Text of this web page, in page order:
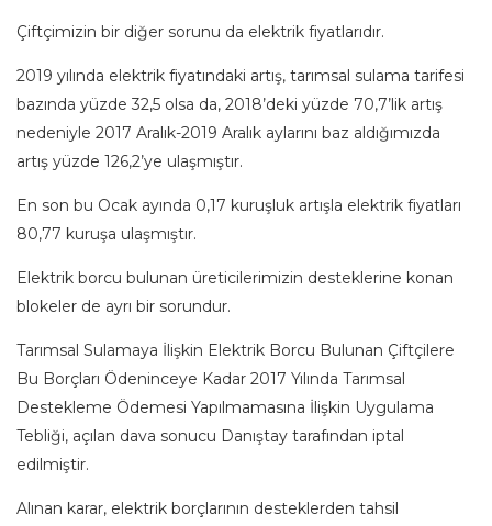
Çiftçimizin bir diğer sorunu da elektrik fiyatlarıdır.
2019 yılında elektrik fiyatındaki artış, tarımsal sulama tarifesi
bazında yüzde 32,5 olsa da, 2018’deki yüzde 70,7’lik artış
nedeniyle 2017 Aralık-2019 Aralık aylarını baz aldığımızda
artış yüzde 126,2’ye ulaşmıştır.
En son bu Ocak ayında 0,17 kuruşluk artışla elektrik fiyatları
80,77 kuruşa ulaşmıştır.
Elektrik borcu bulunan üreticilerimizin desteklerine konan
blokeler de ayrı bir sorundur.
Tarımsal Sulamaya İlişkin Elektrik Borcu Bulunan Çiftçilere
Bu Borçları Ödeninceye Kadar 2017 Yılında Tarımsal
Destekleme Ödemesi Yapılmamasına İlişkin Uygulama
Tebliği, açılan dava sonucu Danıştay tarafından iptal
edilmiştir.
Alınan karar, elektrik borçlarının desteklerden tahsil